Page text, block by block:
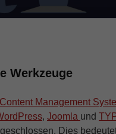
Werkzeuge
Content Management
, Joomla und
Dies